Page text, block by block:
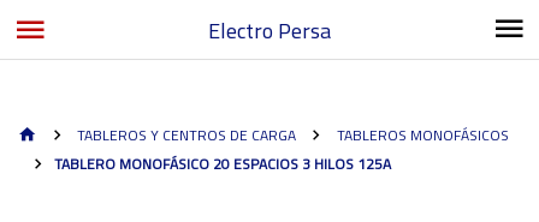
Electro Persa
TABLEROS Y CENTROS DE CARGA
TABLEROS MONOFÁSICOS
TABLERO MONOFÁSICO 20 ESPACIOS 3 HILOS 125A